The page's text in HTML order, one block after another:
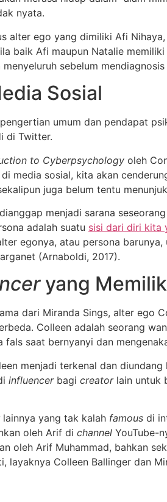
nyata.
alter ego yang dimiliki Afi Nihaya,
baik Afi maupun Natalie
sebelum
Sosial
umum dan pendapat
di Twitter.
to Cyberpsychology oleh
media sosial, kita akan
juga belum tentu
menjadi sarana
adalah suatu sisi dari diri kita
egonya, atau persona
(Arnaboldi, 2017).
yang
dari Miranda Sings, alter ego
Colleen adalah seorang
fals saat bernyanyi dan
menjadi terkenal dan
influencer bagi creator lain untuk
lainnya yang tak kalah famous di
oleh Arif di channel YouTube-
oleh Arif Muhammad, bahkan
layaknya Colleen Ballinger dan